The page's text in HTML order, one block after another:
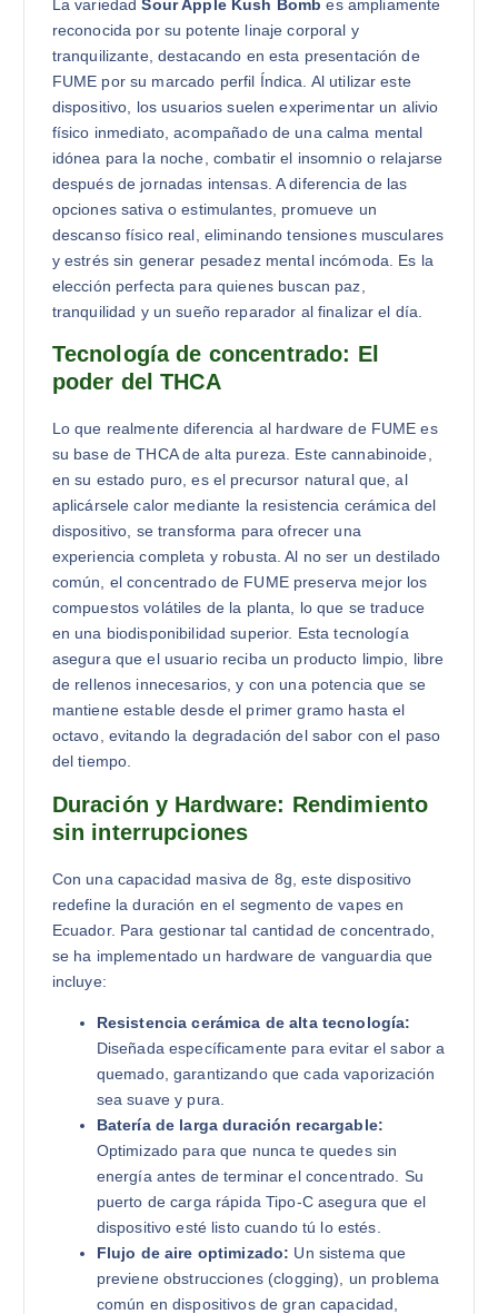
La variedadSour Apple Kush Bomb es ampliamente
reconocida por su potente linaje corporal y
tranquilizante, destacando en esta presentación de
FUME por su marcado perfil Índica. Al utilizar este
dispositivo, los usuarios suelen experimentar un alivio
físico inmediato, acompañado de una calma mental
idónea para la noche, combatir el insomnio o relajarse
después de jornadas intensas. A diferencia de las
opciones sativa o estimulantes, promueve un
descanso físico real, eliminando tensiones musculares
y estrés sin generar pesadez mental incómoda. Es la
elección perfecta para quienes buscan paz,
tranquilidad y un sueño reparador al finalizar el día.
Tecnología de concentrado: El
poder del THCA
Lo que realmente diferencia al hardware de FUME es
su base de THCA de alta pureza. Este cannabinoide,
en su estado puro, es el precursor natural que, al
aplicársele calor mediante la resistencia cerámica del
dispositivo, se transforma para ofrecer una
experiencia completa y robusta. Al no ser un destilado
común, el concentrado de FUME preserva mejor los
compuestos volátiles de la planta, lo que se traduce
en una biodisponibilidad superior. Esta tecnología
asegura que el usuario reciba un producto limpio, libre
de rellenos innecesarios, y con una potencia que se
mantiene estable desde el primer gramo hasta el
octavo, evitando la degradación del sabor con el paso
del tiempo.
Duración y Hardware: Rendimiento
sin interrupciones
Con una capacidad masiva de 8g, este dispositivo
redefine la duración en el segmento de vapes en
Ecuador. Para gestionar tal cantidad de concentrado,
se ha implementado un hardware de vanguardia que
incluye:
Resistencia cerámica de alta tecnología:
Diseñada específicamente para evitar el sabor a
quemado, garantizando que cada vaporización
sea suave y pura.
Batería de larga duración recargable:
Optimizado para que nunca te quedes sin
energía antes de terminar el concentrado. Su
puerto de carga rápida Tipo-C asegura que el
dispositivo esté listo cuando tú lo estés.
Flujo de aire optimizado: Un sistema que
previene obstrucciones (clogging), un problema
común en dispositivos de gran capacidad,